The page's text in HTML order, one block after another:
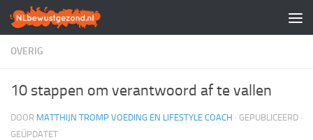
Doorgaan naar inhoud
OVERIG
10 stappen om verantwoord af te vallen
DOOR MATTHIJN TROMP VOEDING EN LIFESTYLE COACH · GEPUBLICEERD ·
GEÜPDATET